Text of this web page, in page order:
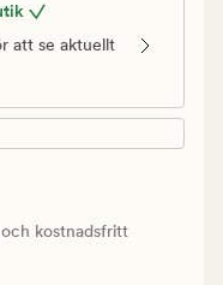
att se aktuellt
kostnadsfritt